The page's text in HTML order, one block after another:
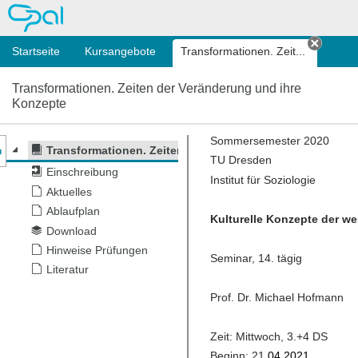
OPAL
Startseite Kursangebote Transformationen. Zeit...
Tab
Transformationen. Zeiten der Veränderung und ihre
Konzepte
Transformationen. Zeiten der Veränderung und ihre
Einschreibung
Aktuelles
Ablaufplan
Download
Hinweise Prüfungen
Literatur
des Kursmenüs